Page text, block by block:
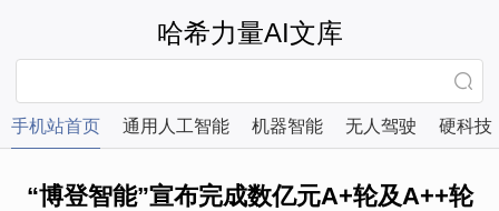
哈希力量AI文库
手机站首页 通用人工智能 机器智能 无人驾驶 硬科技
“博登智能”宣布完成数亿元A+轮及A++轮